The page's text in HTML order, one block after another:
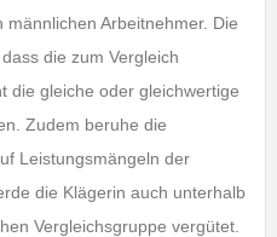
Arbeitnehmer. Die
die zum Vergleich
die gleiche oder gleichwertige
Zudem beruhe die
Leistungsmängeln der
die Klägerin auch unterhalb
Vergleichsgruppe vergütet.